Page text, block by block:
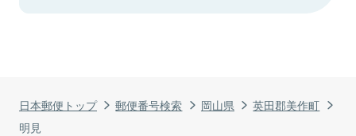
日本郵便トップ 郵便番号検索 岡山県
英田郡美作町
明見